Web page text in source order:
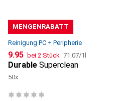
MENGENRABATT
Reinigung PC + Peripherie
CHF
9.95 bei 2 Stück CHF
71.07/1l
Durable Superclean
50x